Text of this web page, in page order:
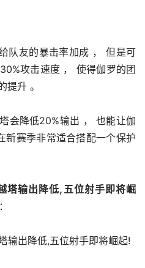
队友的暴击率加成 ， 但是可
攻击速度 ， 使得伽罗的团
提升 。
会降低20%输出 ， 也能让伽
新赛季非常适合搭配一个保护
塔输出降低,五位射手即将崛